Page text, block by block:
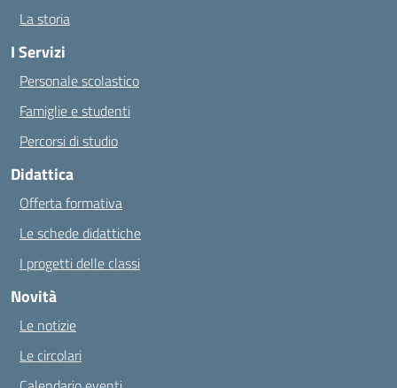
La storia
I Servizi
Personale scolastico
Famiglie e studenti
Percorsi di studio
Didattica
Offerta formativa
Le schede didattiche
I progetti delle classi
Novità
Le notizie
Le circolari